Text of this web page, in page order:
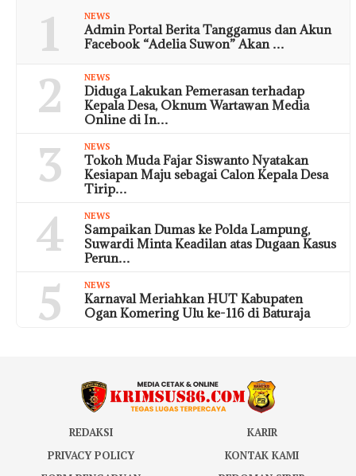
1 NEWS
Admin Portal Berita Tanggamus dan Akun
Facebook “Adelia Suwon” Akan …
2 NEWS
Diduga Lakukan Pemerasan terhadap
Kepala Desa, Oknum Wartawan Media
Online di In…
3 NEWS
Tokoh Muda Fajar Siswanto Nyatakan
Kesiapan Maju sebagai Calon Kepala Desa
Tirip…
4 NEWS
Sampaikan Dumas ke Polda Lampung,
Suwardi Minta Keadilan atas Dugaan Kasus
Perun…
5 NEWS
Karnaval Meriahkan HUT Kabupaten
Ogan Komering Ulu ke-116 di Baturaja
REDAKSI
KARIR
PRIVACY POLICY
KONTAK KAMI